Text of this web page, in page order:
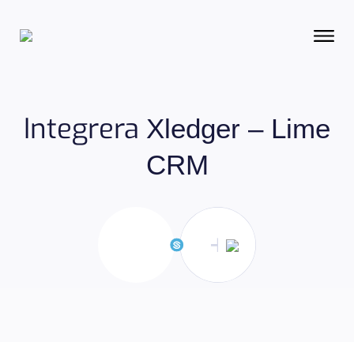
Integrera Xledger – Lime
CRM